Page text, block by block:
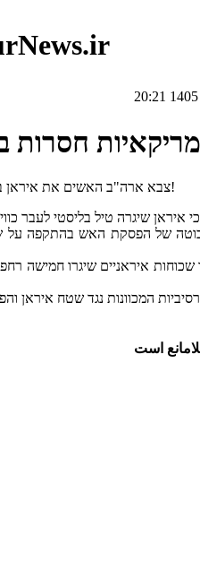
צבא ארה"ב האשים את איראן בטרור לאחר פלישתה הצבאית לשטח איראן, ותגובתה של טהרן הייתה מוצדקת לחלוטין!
בוטה של ​​הפסקת האש בהתקפה